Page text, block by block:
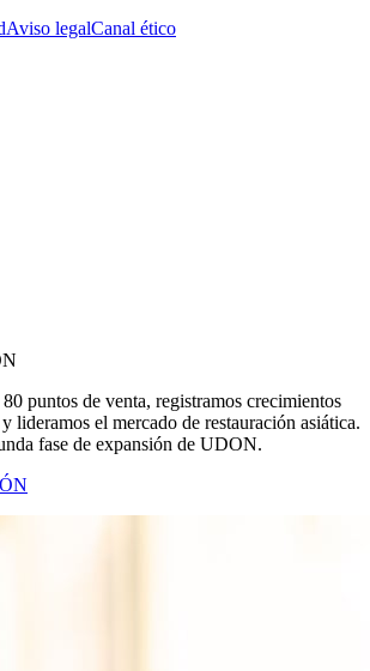
Aviso legalCanal ético
puntos de venta, registramos crecimientos
lideramos el mercado de restauración asiática.
fase de expansión de UDON.